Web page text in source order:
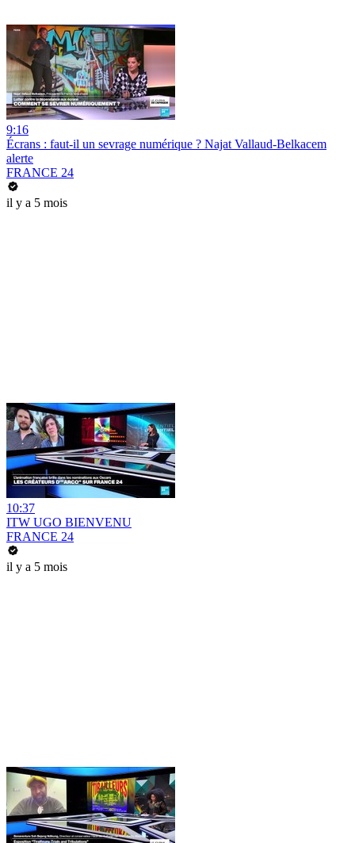
9:16
Écrans : faut-il un sevrage numérique ? Najat Vallaud-Belkacem
alerte
FRANCE 24
il y a 5 mois
10:37
ITW UGO BIENVENU
FRANCE 24
il y a 5 mois